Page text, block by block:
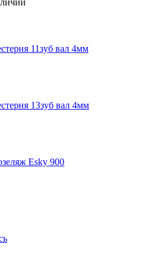
11зуб вал 4мм
13зуб вал 4мм
Esky 900